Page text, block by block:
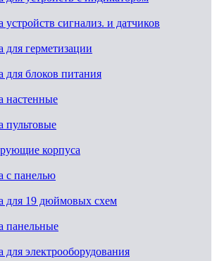
устройств сигнализ. и датчиков
для герметизации
для блоков питания
настенные
пультовые
корпуса
с панелью
для 19 дюймовых схем
панельные
для электрооборудования